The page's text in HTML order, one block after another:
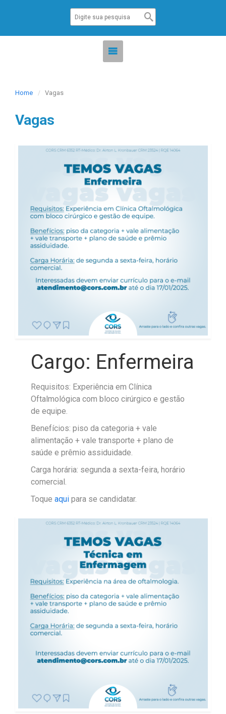
Home Vagas
Vagas
Cargo: Enfermeira
Requisitos: Experiência em Clínica
Oftalmológica com bloco cirúrgico e gestão
de equipe.
Benefícios: piso da categoria + vale
alimentação + vale transporte + plano de
saúde e prêmio assiduidade.
Carga horária: segunda a sexta-feira, horário
comercial.
Toqueaqui para se candidatar.